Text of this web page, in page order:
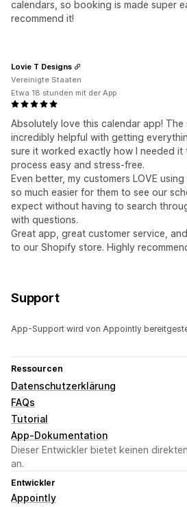
calendars, so booking is made super
recommend it!
Absolutely love this calendar app! The
incredibly helpful with getting
sure it worked exactly how I needed it
process easy and stress-free.
Even better, my customers LOVE
so much easier for them to see our
expect without having to search
with questions.
Great app, great customer service,
to our Shopify store. Highly
Lovie T Designs
Vereinigte Staaten
Etwa 18 stunden mit der App
Support
App-Support wird von Appointly
Ressourcen
Datenschutzerklärung
FAQs
Tutorial
App-Dokumentation
Dieser Entwickler bietet keinen
an.
Entwickler
Appointly